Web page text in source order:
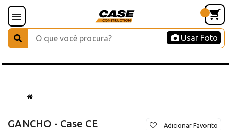
Usar Foto
GANCHO - Case CE Adicionar Favorito